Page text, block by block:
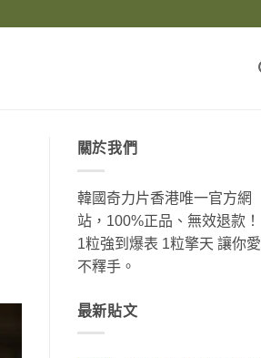
關於我們
韓國奇力片香港唯一官方網
站，100%正品、無效退款！
1粒強到爆表 1粒擎天 讓你愛
不釋手。
最新貼文